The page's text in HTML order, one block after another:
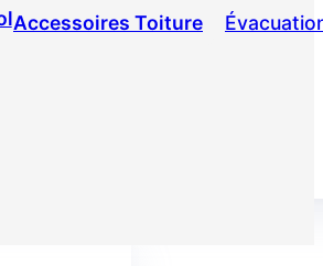
Accessoires Toiture